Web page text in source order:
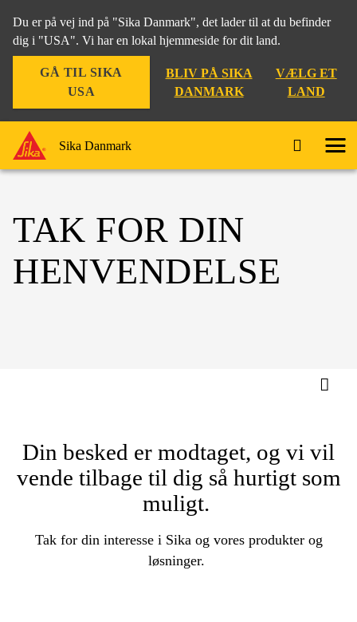
Du er på vej ind på "Sika Danmark", det lader til at du befinder
dig i "USA". Vi har en lokal hjemmeside for dit land.
GÅ TIL SIKA
USA
BLIV PÅ SIKA
DANMARK
VÆLG ET
LAND
Sika Danmark
TAK FOR DIN
HENVENDELSE
Din besked er modtaget, og vi vil
vende tilbage til dig så hurtigt som
muligt.
Tak for din interesse i Sika og vores produkter og
løsninger.